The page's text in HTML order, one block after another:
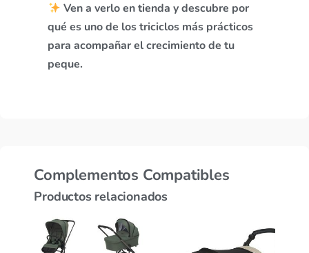
Ven a verlo en tienda y descubre por
qué es uno de los triciclos más prácticos
para acompañar el crecimiento de tu
peque.
Complementos Compatibles
Productos relacionados